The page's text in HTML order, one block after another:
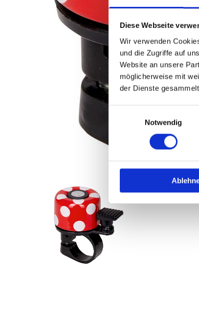
Diese Webseite
Wir verwenden
und die Zugriffe auf
Website an unsere
möglicherweise mit
der Dienste
Notwendig